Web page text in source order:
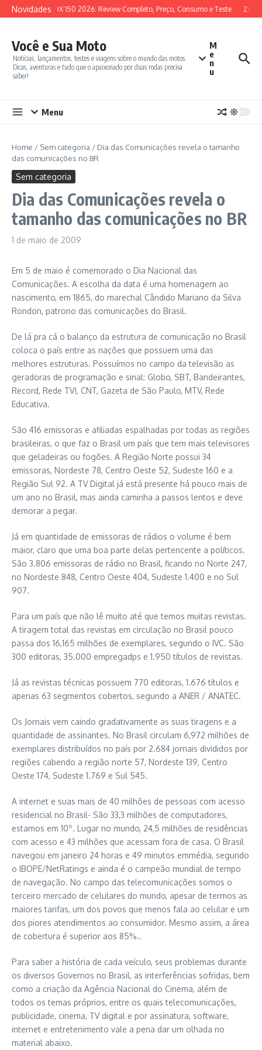
Ir para o conteúdo
Novidades
SYM ADX 150 2026: Review Completo, Preço, Consumo e Teste
Você e Sua Moto
Notícias, lançamentos, testes e viagens sobre o mundo das motos.
Dicas, aventuras e tudo que o apaixonado por duas rodas precisa
saber!
M
e
n
u
Menu
Home / Sem categoria / Dia das Comunicações revela o tamanho
das comunicações no BR
Sem categoria
Dia das Comunicações revela o
tamanho das comunicações no BR
1 de maio de 2009
Em 5 de maio é comemorado o Dia Nacional das
Comunicações. A escolha da data é uma homenagem ao
nascimento, em 1865, do marechal Cândido Mariano da Silva
Rondon, patrono das comunicações do Brasil.
De lá pra cá o balanço da estrutura de comunicação no Brasil
coloca o país entre as nações que possuem uma das
melhores estruturas. Possuímos no campo da televisão as
geradoras de programação e sinal: Globo, SBT, Bandeirantes,
Record, Rede TV!, CNT, Gazeta de São Paulo, MTV, Rede
Educativa.
São 416 emissoras e afiliadas espalhadas por todas as regiões
brasileiras, o que faz o Brasil um país que tem mais televisores
que geladeiras ou fogões. A Região Norte possui 34
emissoras, Nordeste 78, Centro Oeste 52, Sudeste 160 e a
Região Sul 92. A TV Digital já está presente há pouco mais de
um ano no Brasil, mas ainda caminha a passos lentos e deve
demorar a pegar.
Já em quantidade de emissoras de rádios o volume é bem
maior, claro que uma boa parte delas pertencente a políticos.
São 3.806 emissoras de rádio no Brasil, ficando no Norte 247,
no Nordeste 848, Centro Oeste 404, Sudeste 1.400 e no Sul
907.
Para um país que não lê muito até que temos muitas revistas.
A tiragem total das revistas em circulação no Brasil pouco
passa dos 16,165 milhões de exemplares, segundo o IVC. São
300 editoras, 35.000 empregadps e 1.950 títulos de revistas.
Já as revistas técnicas possuem 770 editoras, 1.676 títulos e
apenas 63 segmentos cobertos, segundo a ANER / ANATEC.
Os Jornais vem caindo gradativamente as suas tiragens e a
quantidade de assinantes. No Brasil circulam 6,972 milhões de
exemplares distribuídos no país por 2.684 jornais divididos por
regiões cabendo a região norte 57, Nordeste 139, Centro
Oeste 174, Sudeste 1.769 e Sul 545.
A internet e suas mais de 40 milhões de pessoas com acesso
residencial no Brasil- São 33,3 milhões de computadores,
estamos em 10º. Lugar no mundo, 24,5 milhões de residências
com acesso e 43 milhões que acessam fora de casa. O Brasil
navegou em janeiro 24 horas e 49 minutos emmédia, segundo
o IBOPE/NetRatings e ainda é o campeão mundial de tempo
de navegação. No campo das telecomunicações somos o
terceiro mercado de celulares do mundo, apesar de termos as
maiores tarifas, um dos povos que menos fala ao celular e um
dos piores atendimentos ao consumidor. Mesmo assim, a área
de cobertura é superior aos 85%..
Para saber a história de cada veículo, seus problemas durante
os diversos Governos no Brasil, as interferências sofridas, bem
como a criação da Agência Nacional do Cinema, além de
todos os temas próprios, entre os quais telecomunicações,
publicidade, cinema, TV digital e por assinatura, software,
internet e entretenimento vale a pena dar um olhada no
material abaixo.